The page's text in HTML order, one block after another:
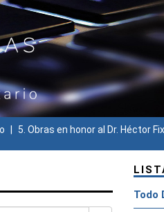
5. Obras en honor al Dr. Héctor
Todo